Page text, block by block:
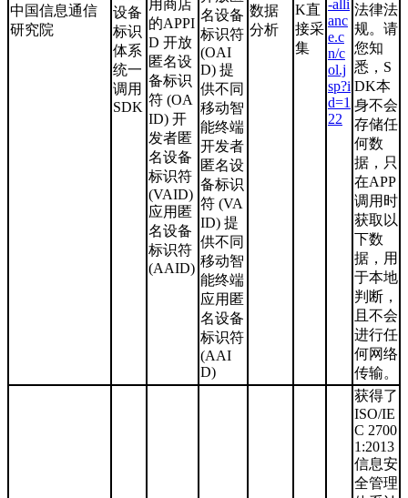
中国信息通信
研究院
设备
标识
体系
统一
调用
SDK
用商店
的APPI
D 开放
匿名设
备标识
符 (OA
ID) 开
发者匿
名设备
标识符
(VAID)
应用匿
名设备
标识符
(AAID)
名设备
标识符
(OAI
D) 提
供不同
移动智
能终端
开发者
匿名设
备标识
符 (VA
ID) 提
供不同
移动智
能终端
应用匿
名设备
标识符
(AAI
D)
数据
分析
K直
接采
集
-alli
anc
e.c
n/c
ol.j
sp?i
d=1
22
法律法
规。请
您知
悉，S
DK本
身不会
存储任
何数
据，只
在APP
调用时
获取以
下数
据，用
于本地
判断，
且不会
进行任
何网络
传输。
获得了
ISO/IE
C 2700
1:2013
信息安
全管理